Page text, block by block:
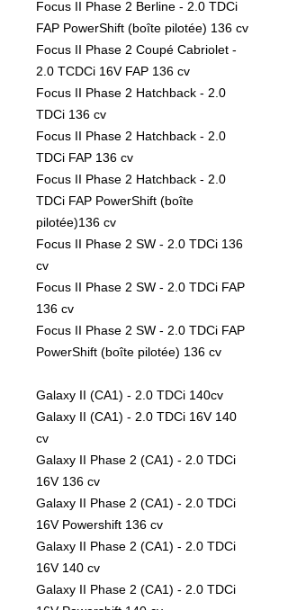
Focus II Phase 2 Berline - 2.0 TDCi
FAP PowerShift (boîte pilotée) 136 cv
Focus II Phase 2 Coupé Cabriolet -
2.0 TCDCi 16V FAP 136 cv
Focus II Phase 2 Hatchback - 2.0
TDCi 136 cv
Focus II Phase 2 Hatchback - 2.0
TDCi FAP 136 cv
Focus II Phase 2 Hatchback - 2.0
TDCi FAP PowerShift (boîte
pilotée)136 cv
Focus II Phase 2 SW - 2.0 TDCi 136
cv
Focus II Phase 2 SW - 2.0 TDCi FAP
136 cv
Focus II Phase 2 SW - 2.0 TDCi FAP
PowerShift (boîte pilotée) 136 cv
Galaxy II (CA1) - 2.0 TDCi 140cv
Galaxy II (CA1) - 2.0 TDCi 16V 140
cv
Galaxy II Phase 2 (CA1) - 2.0 TDCi
16V 136 cv
Galaxy II Phase 2 (CA1) - 2.0 TDCi
16V Powershift 136 cv
Galaxy II Phase 2 (CA1) - 2.0 TDCi
16V 140 cv
Galaxy II Phase 2 (CA1) - 2.0 TDCi